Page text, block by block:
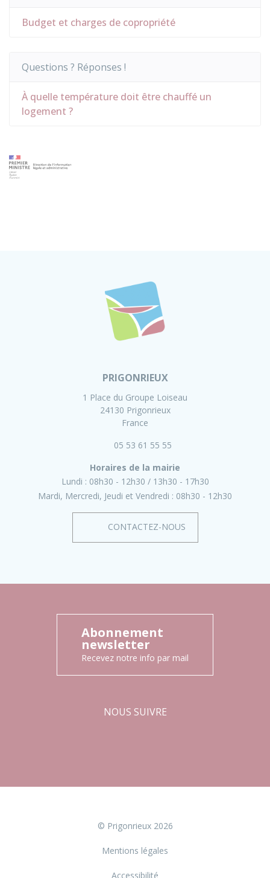
Budget et charges de copropriété
Questions ? Réponses !
À quelle température doit être chauffé un
logement ?
PRIGONRIEUX
1 Place du Groupe Loiseau
24130 Prigonrieux
France
05 53 61 55 55
Horaires de la mairie
Lundi : 08h30 - 12h30
13h30 - 17h30
Mardi, Mercredi, Jeudi et Vendredi : 08h30 - 12h30
CONTACTEZ-NOUS
Abonnement
newsletter
Recevez notre info par mail
NOUS SUIVRE
© Prigonrieux 2026
Mentions légales
Accessibilité